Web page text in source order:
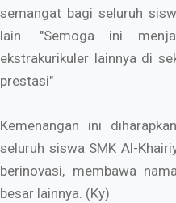
semangat bagi seluruh
lain. "Semoga ini
ekstrakurikuler lainnya di
prestasi"
​Kemenangan ini
seluruh siswa SMK Al-
berinovasi, membawa
besar lainnya. (Ky)